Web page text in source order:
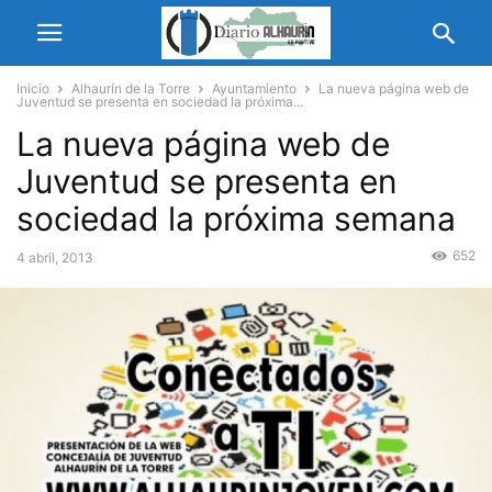
Inicio Alhaurín de la Torre Ayuntamiento
La nueva página web de
Juventud se presenta en sociedad la próxima...
La nueva página web de
Juventud se presenta en
sociedad la próxima semana
4 abril, 2013 652